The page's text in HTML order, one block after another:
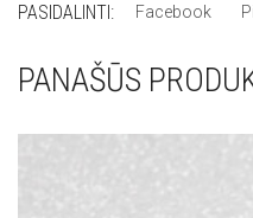
PASIDALINTI: Facebook
PANAŠŪS